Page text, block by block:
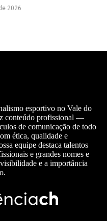
2026
esportivo no Vale do
conteúdo profissional —
de comunicação de todo
ética, qualidade e
equipe destaca talentos
e grandes nomes e
e a importância